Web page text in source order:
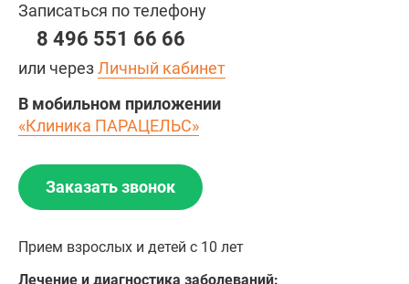
Записаться по телефону
8 496 551 66 66
или черезЛичный кабинет
В мобильном приложении
«Клиника ПАРАЦЕЛЬС»
Заказать звонок
Прием взрослых и детей с 10 лет
Лечение и диагностика заболеваний: